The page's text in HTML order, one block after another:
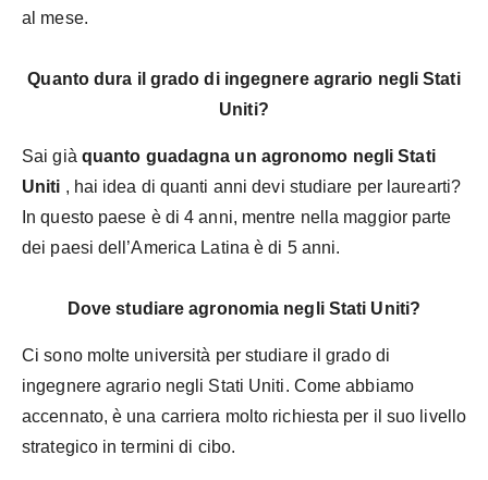
al mese.
Quanto dura il grado di ingegnere agrario negli Stati
Uniti?
Sai già quanto guadagna un agronomo negli Stati
Uniti , hai idea di quanti anni devi studiare per laurearti?
In questo paese è di 4 anni, mentre nella maggior parte
dei paesi dell’America Latina è di 5 anni.
Dove studiare agronomia negli Stati Uniti?
Ci sono molte università per studiare il grado di
ingegnere agrario negli Stati Uniti. Come abbiamo
accennato, è una carriera molto richiesta per il suo livello
strategico in termini di cibo.